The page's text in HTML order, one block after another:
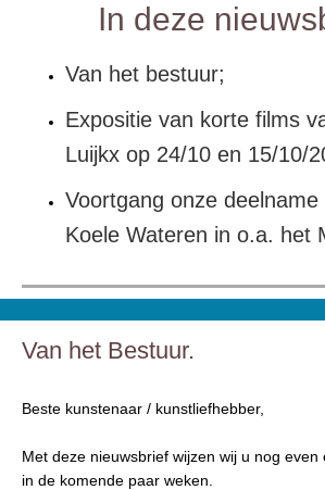
In deze
Van het bestuur;
Expositie van korte films
Luijkx op 24/10 en 15/10/
Voortgang onze
Koele Wateren in o.a. het
Van het Bestuur.
Beste kunstenaar / kunstliefhebber,
Met deze nieuwsbrief wijzen wij u nog even
in de komende paar weken.